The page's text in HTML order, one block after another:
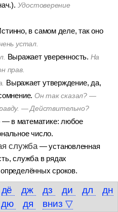
дё дж дз ди дл
дн
дю дя вниз ▽
Удостоверение
в самом деле, так оно
устал.
Выражает уверенность. На
прав.
Выражает утверждение, да,
Он так сказал? —
— Действительно?
— в математике: любое
число.
служба — установленная
служба в рядах
сроков.
грамматике: глагольная
как активно
объект (напр.:рабочие